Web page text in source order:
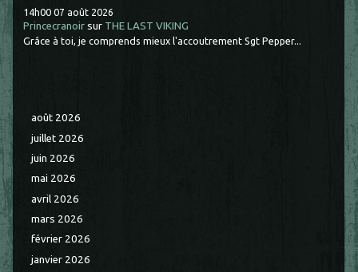
14h00 07 août 2026
Princecranoir sur THE LAST VIKING
Grâce à toi, je comprends mieux l'accoutrement Sgt Pepper...
août 2026
juillet 2026
juin 2026
mai 2026
avril 2026
mars 2026
février 2026
janvier 2026